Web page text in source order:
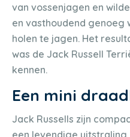
van vossenjagen en
en vasthoudend genoeg
holen te jagen. Het
was de Jack Russell
kennen.
Een mini
Jack Russells zijn